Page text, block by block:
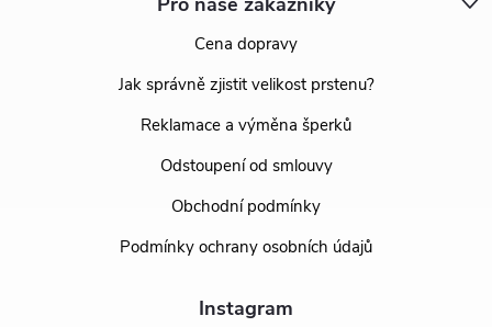
Cena dopravy
Jak správně zjistit velikost prstenu?
Reklamace a výměna šperků
Odstoupení od smlouvy
Obchodní podmínky
Podmínky ochrany osobních údajů
Instagram